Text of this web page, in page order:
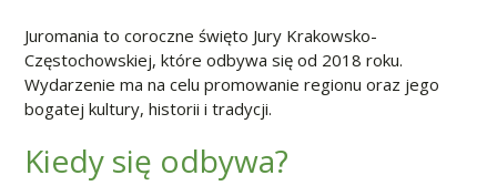
Juromania to coroczne święto Jury Krakowsko-
Częstochowskiej, które odbywa się od 2018 roku.
Wydarzenie ma na celu promowanie regionu oraz jego
bogatej kultury, historii i tradycji.
Kiedy się odbywa?